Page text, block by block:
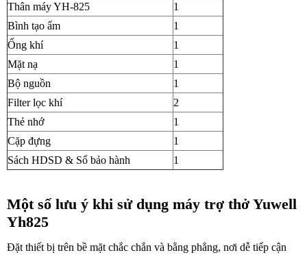
Thân máy YH-825
1
Bình tạo ẩm
1
Ống khí
1
Mặt nạ
1
Bộ nguồn
1
Filter lọc khí
2
Thẻ nhớ
1
Cặp đựng
1
Sách HDSD & Sổ bảo hành
1
Một số lưu ý khi sử dụng máy trợ thở Yuwell
Yh825
Đặt thiết bị trên bề mặt chắc chắn và bằng phẳng, nơi dễ tiếp cận